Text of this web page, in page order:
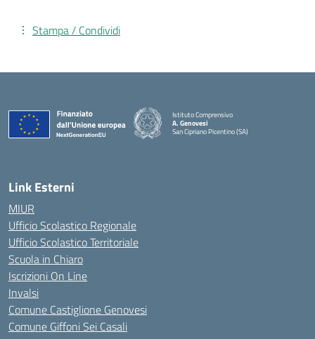
Stampa / Condividi
Istituto Comprensivo
A. Genovesi
San Cipriano Picentino (SA)
— Visita la pagina iniziale della scuola
Link Esterni
MIUR
Ufficio Scolastico Regionale
Ufficio Scolastico Territoriale
Scuola in Chiaro
Iscrizioni On Line
Invalsi
Comune Castiglione Genovesi
Comune Giffoni Sei Casali